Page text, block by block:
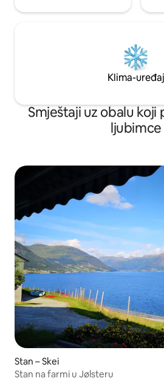
Klima-uređaj
Smještaji uz obalu koji
ljubimce
Stan – Skei
Stan na farmi u Jølsteru